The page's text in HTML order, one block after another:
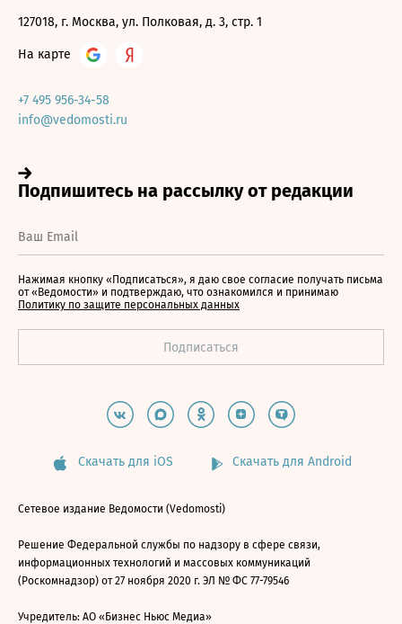
127018, г. Москва, ул. Полковая, д. 3, стр. 1
На карте
+7 495 956-34-58
info@vedomosti.ru
Нажимая кнопку «Подписаться», я даю свое согласие получать письма
от «Ведомости» и подтверждаю, что ознакомился и принимаю
Политику по защите персональных данных
Скачать для iOS Скачать для Android
Сетевое издание Ведомости (Vedomosti)
Решение Федеральной службы по надзору в сфере связи,
информационных технологий и массовых коммуникаций
(Роскомнадзор) от 27 ноября 2020 г. ЭЛ № ФС 77-79546
Учредитель: АО «Бизнес Ньюс Медиа»